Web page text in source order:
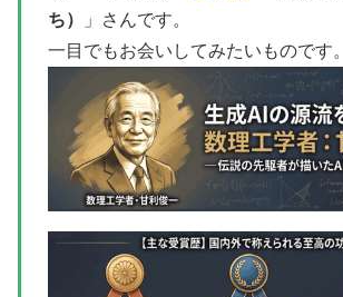
ち）
」さんです。
一目でもお会いしてみたいものです。